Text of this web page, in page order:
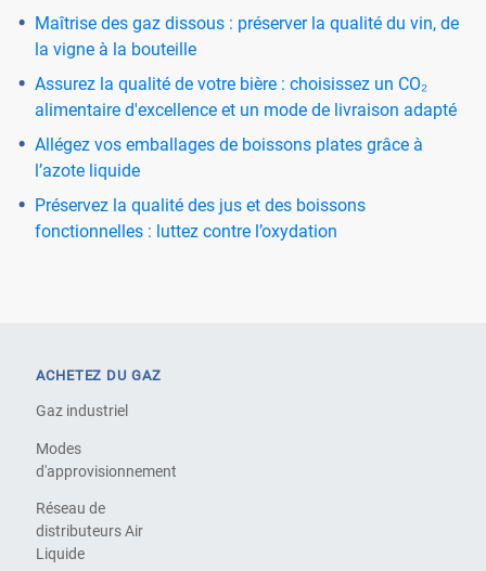
Maîtrise des gaz dissous : préserver la qualité du vin, de
la vigne à la bouteille
Assurez la qualité de votre bière : choisissez un CO₂
alimentaire d'excellence et un mode de livraison adapté
Allégez vos emballages de boissons plates grâce à
l’azote liquide
Préservez la qualité des jus et des boissons
fonctionnelles : luttez contre l’oxydation
ACHETEZ DU GAZ
Gaz industriel
Modes
d'approvisionnement
Réseau de
distributeurs Air
Liquide